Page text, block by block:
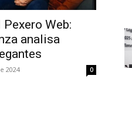
Web:
analisa
2024 0